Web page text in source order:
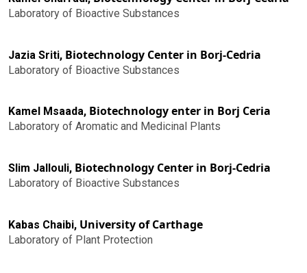
Laboratory of Bioactive Substances
Jazia Sriti, Biotechnology Center in Borj-Cedria
Laboratory of Bioactive Substances
Kamel Msaada, Biotechnology enter in Borj Ceria
Laboratory of Aromatic and Medicinal Plants
Slim Jallouli, Biotechnology Center in Borj-Cedria
Laboratory of Bioactive Substances
Kabas Chaibi, University of Carthage
Laboratory of Plant Protection